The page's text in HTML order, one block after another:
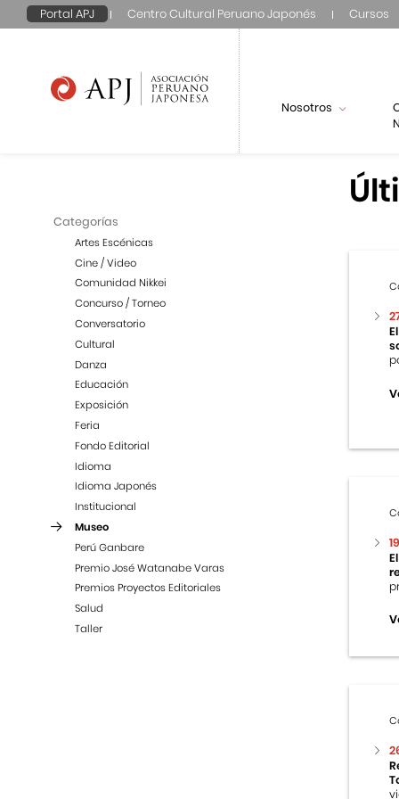
Portal APJ Centro Cultural Peruano Japonés Cursos
Nosotros
Categorías
Artes Escénicas
Cine / Video
Comunidad Nikkei
Concurso / Torneo
Conversatorio
Cultural
Danza
Educación
Exposición
Feria
Fondo Editorial
Idioma
Idioma Japonés
Institucional
Museo
Perú Ganbare
Premio José Watanabe Varas
Premios Proyectos Editoriales
Salud
Taller